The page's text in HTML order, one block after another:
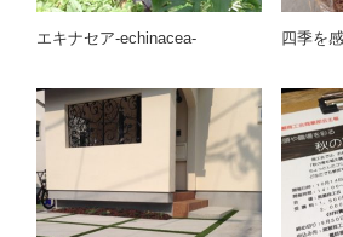
エキナセア-echinacea- 四季を